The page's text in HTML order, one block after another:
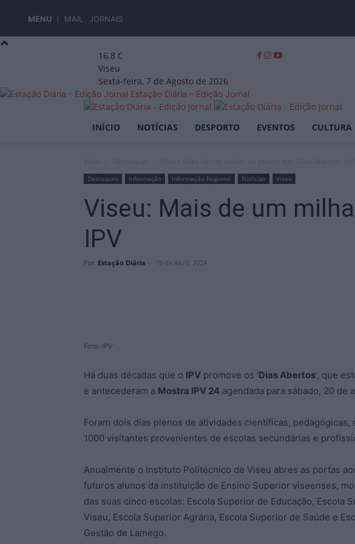
MENU MAIL JORNAIS
16.8 C
Viseu
Sexta-feira, 7 de Agosto de 2026
Estação Diária – Edição Jornal
INÍCIO NOTÍCIAS DESPORTO EVENTOS CULTURA
Destaques Informação Informação Regional Notícias Viseu
Viseu: Mais de um
IPV
Por Estação Diária - 19 de Abril, 2024
Foto: IPV
Há duas décadas que o IPV promove os ‘Dias Abertos’, que
e antecederam a Mostra IPV 24 agendada para sábado, 20 de
Foram dois dias plenos de atividades científicas,
1000 visitantes provenientes de escolas secundárias e
Anualmente o Instituto Politécnico de Viseu abres as portas
futuros alunos da instituição de Ensino Superior viseenses,
das suas cinco escolas: Escola Superior de Educação, Escola
Viseu, Escola Superior Agrária, Escola Superior de Saúde e
Gestão de Lamego.